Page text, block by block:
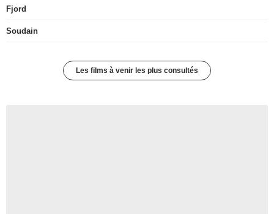
Fjord
Soudain
Les films à venir les plus consultés